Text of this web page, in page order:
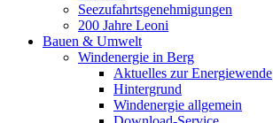
Seezufahrtsgenehmigungen
200 Jahre Leoni
Bauen & Umwelt
Windenergie in Berg
Aktuelles zur Energiewende
Hintergrund
Windenergie allgemein